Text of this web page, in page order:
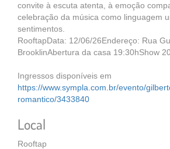
convite à escuta atenta, à emoção
celebração da música como linguagem
sentimentos.
RooftapData: 12/06/26Endereço: Rua
BrooklinAbertura da casa 19:30hShow
Ingressos disponíveis em
https://www.sympla.com.br/evento/
romantico/3433840
Local
Rooftap